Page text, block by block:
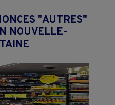
"AUTRES"
NOUVELLE-